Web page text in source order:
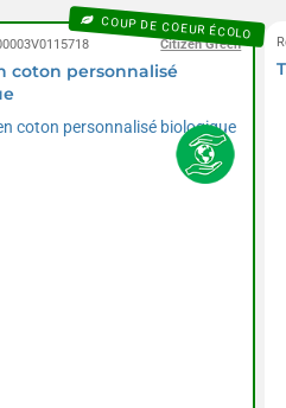
COUP DE COEUR ÉCOLO
Citizen Green
coton personnalisé